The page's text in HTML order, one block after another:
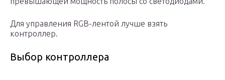
Для управления RGB-лентой лучше взять
контроллер.
Выбор контроллера